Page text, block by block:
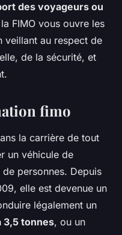
des voyageurs ou
FIMO vous ouvre les
veillant au respect de
de la sécurité, et
fimo
la carrière de tout
un véhicule de
personnes. Depuis
elle est devenue un
légalement un
3,5 tonnes, ou un